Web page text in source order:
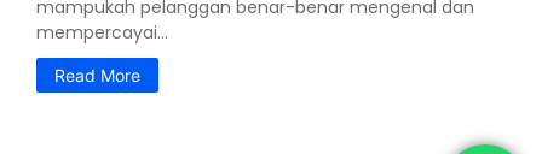
mampukah pelanggan benar-benar mengenal dan
mempercayai...
Read More